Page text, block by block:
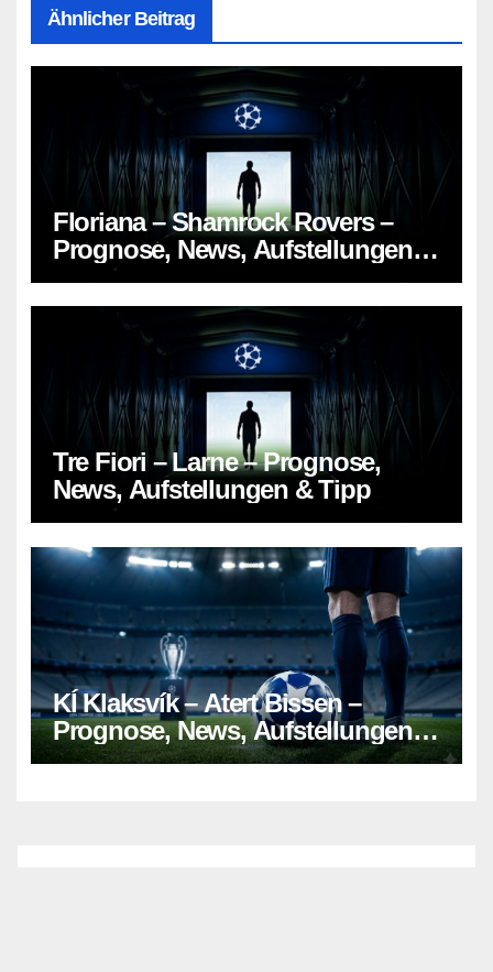
Ähnlicher Beitrag
Floriana – Shamrock Rovers –
Prognose, News, Aufstellungen &
Tipp
Tre Fiori – Larne – Prognose,
News, Aufstellungen & Tipp
KÍ Klaksvík – Atert Bissen –
Prognose, News, Aufstellungen &
Tipp